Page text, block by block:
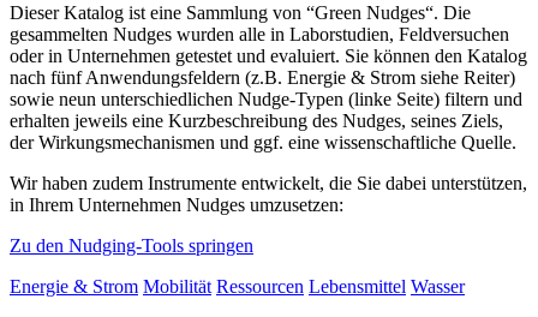
Dieser Katalog ist eine Sammlung von “Green Nudges“. Die
gesammelten Nudges wurden alle in Laborstudien, Feldversuchen
oder in Unternehmen getestet und evaluiert. Sie können den Katalog
nach fünf Anwendungsfeldern (z.B. Energie & Strom siehe Reiter)
sowie neun unterschiedlichen Nudge-Typen (linke Seite) filtern und
erhalten jeweils eine Kurzbeschreibung des Nudges, seines Ziels,
der Wirkungsmechanismen und ggf. eine wissenschaftliche Quelle.
Wir haben zudem Instrumente entwickelt, die Sie dabei unterstützen,
in Ihrem Unternehmen Nudges umzusetzen:
Zu den Nudging-Tools springen
Energie & Strom Mobilität Ressourcen Lebensmittel Wasser